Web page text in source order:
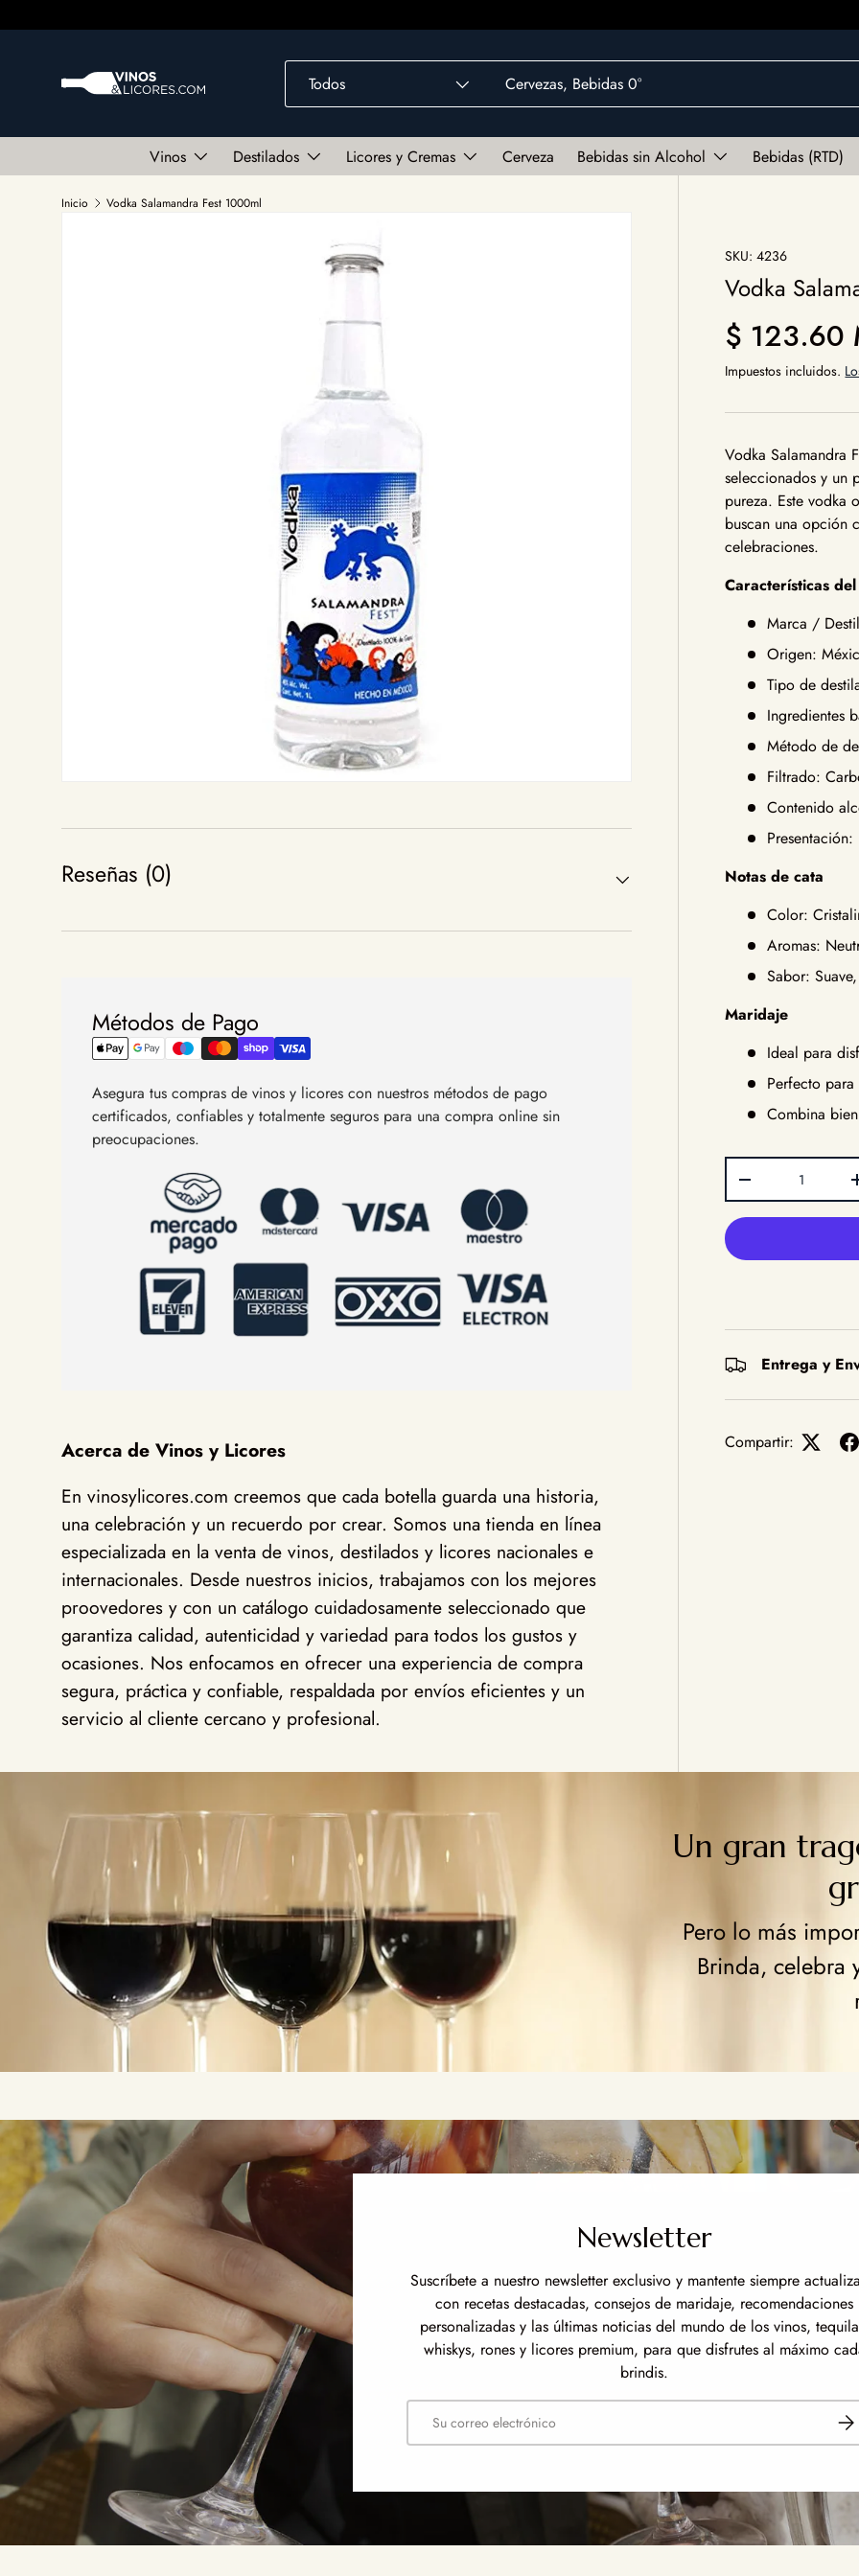
Ir al contenido
Todos
Vinos Destilados Licores y Cremas Cerveza Bebidas sin Alcohol Bebidas (RTD)
Inicio Vodka Salamandra Fest 1000ml
Ir directamente a la información del producto SKU: 4236
Vodka
Precio
$ 123.60
Impuestos incluidos.
Vodka Salamandra
seleccionados y un
pureza. Este vodka
buscan una opción
celebraciones.
Características
Marca /
Origen:
Tipo de
Ingredientes
Método de
Filtrado:
Contenido
Notas de cata
Color:
Aromas:
Sabor:
Maridaje
Ideal para
Perfecto
Combina
Disminuir
Entrega y
Compartir:
Reseñas (0)
Métodos de Pago
Asegura tus compras de vinos y licores con nuestros métodos de pago
certificados, confiables y totalmente seguros para una compra online sin
preocupaciones.
Acerca de Vinos y Licores
En vinosylicores.com creemos que cada botella guarda una historia,
una celebración y un recuerdo por crear. Somos una tienda en línea
especializada en la venta de vinos, destilados y licores nacionales e
internacionales. Desde nuestros inicios, trabajamos con los mejores
proovedores y con un catálogo cuidadosamente seleccionado que
garantiza calidad, autenticidad y variedad para todos los gustos y
ocasiones. Nos enfocamos en ofrecer una experiencia de compra
segura, práctica y confiable, respaldada por envíos eficientes y un
servicio al cliente cercano y profesional.
Un gran
Pero lo más
Brinda, celebra
Newsletter
Suscríbete a nuestro newsletter exclusivo y mantente siempre
con recetas destacadas, consejos de maridaje, recomendaciones
personalizadas y las últimas noticias del mundo de los vinos,
whiskys, rones y licores premium, para que disfrutes al máximo
brindis.
Correo electrónico